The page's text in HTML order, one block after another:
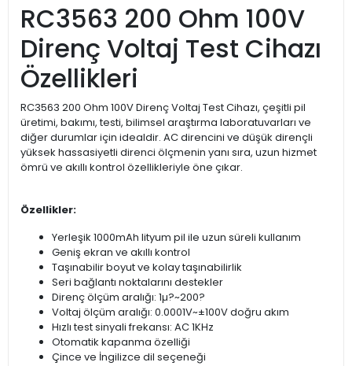
RC3563 200 Ohm 100V
Direnç Voltaj Test Cihazı
Özellikleri
RC3563 200 Ohm 100V Direnç Voltaj Test Cihazı, çeşitli pil
üretimi, bakımı, testi, bilimsel araştırma laboratuvarları ve
diğer durumlar için idealdir. AC direncini ve düşük dirençli
yüksek hassasiyetli direnci ölçmenin yanı sıra, uzun hizmet
ömrü ve akıllı kontrol özellikleriyle öne çıkar.
Özellikler:
Yerleşik 1000mAh lityum pil ile uzun süreli kullanım
Geniş ekran ve akıllı kontrol
Taşınabilir boyut ve kolay taşınabilirlik
Seri bağlantı noktalarını destekler
Direnç ölçüm aralığı: 1µ?~200?
Voltaj ölçüm aralığı: 0.0001V~±100V doğru akım
Hızlı test sinyali frekansı: AC 1KHz
Otomatik kapanma özelliği
Çince ve İngilizce dil seçeneği